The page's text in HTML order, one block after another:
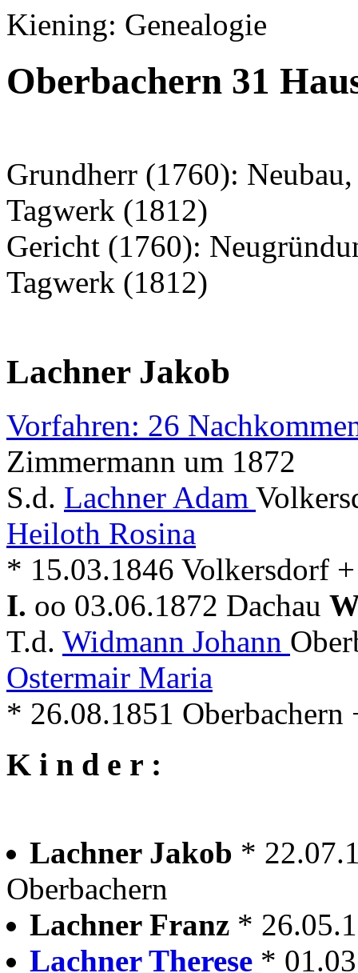
Kiening: Genealogie
Oberbachern 31
Grundherr (1760):
Tagwerk (1812)
Gericht (1760):
Tagwerk (1812)
Lachner Jakob
Vorfahren: 26
Zimmermann um 1872
S.d. Lachner Adam
Heiloth Rosina
* 15.03.1846 Volkersdorf
I. oo 03.06.1872 Dachau
T.d. Widmann Johann
Ostermair Maria
* 26.08.1851 Oberbachern
K i n d e r :
Lachner Jakob *
Oberbachern
Lachner Franz *
Lachner Therese *